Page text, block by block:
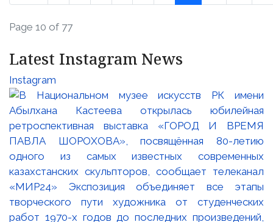
Page 10 of 77
Latest Instagram News
Instagram